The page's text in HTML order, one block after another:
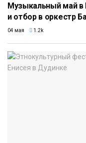
Музыкальный май в
и отбор в оркестр
04 мая 1.2k